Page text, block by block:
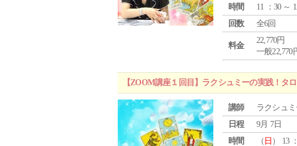
時間
11 ：30 ～
回数
全6回
料金
22,770円
一般22,770
【ZOOM講座１回目】ラクシュミーの実践！タ
講師
ラクシュ
日程
9月 7日
時間
（ 日 ） 13